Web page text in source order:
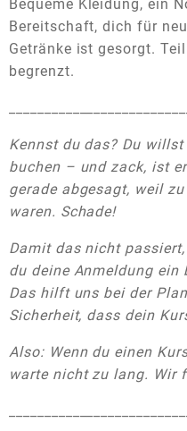
Bequeme Kleidung, ein
Bereitschaft, dich für
Getränke ist gesorgt.
begrenzt.
Kennst du das? Du
buchen – und zack, ist
gerade abgesagt, weil
waren. Schade!
Damit das nicht
du deine Anmeldung
Das hilft uns bei der
Sicherheit, dass dein
Also: Wenn du einen
warte nicht zu lang. Wir